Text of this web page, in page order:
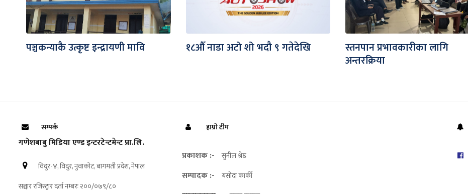
पञ्चकन्याकै उत्कृष्ट इन्द्रायणी मावि १८औँ नाडा अटो शो भदौ ९ गतेदेखि स्तनपान प्रभावकारीका लागि
अन्तरक्रिया
सम्पर्क
गणेशबाबु मिडिया एण्ड इन्टरटेन्टमेन्ट प्रा.लि.
विदुर-४, विदुर, नुवाकोट, बागमती प्रदेश, नेपाल
सञ्चार रजिस्ट्रार दर्ता नम्बरः २००/०७९/८०
हाम्रो टीम
प्रकाशक :- सुनील श्रेष्ठ
सम्पादक :- यसोदा कार्की